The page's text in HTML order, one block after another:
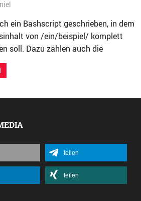
ein Bashscript geschrieben, in dem
von /ein/beispiel/ komplett
soll. Dazu zählen auch die
teilen
teilen